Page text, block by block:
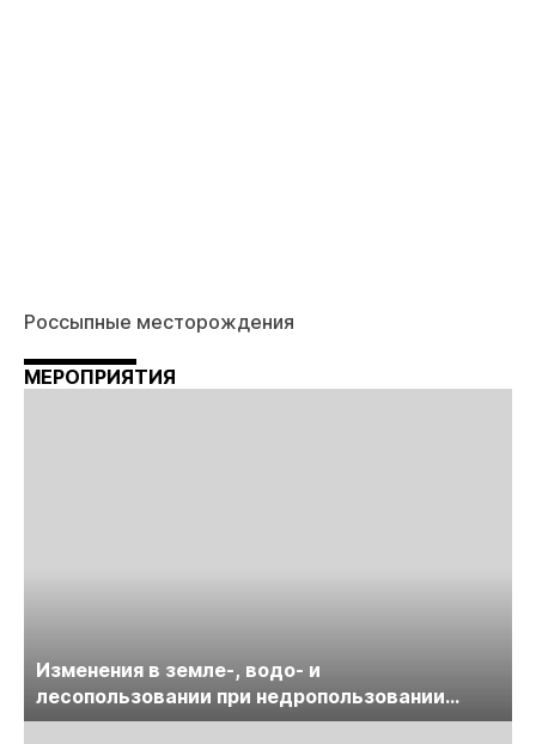
Россыпные месторождения
МЕРОПРИЯТИЯ
Изменения в земле-, водо- и
лесопользовании при недропользовании
обсудят на семинаре «ПравоТЭК»